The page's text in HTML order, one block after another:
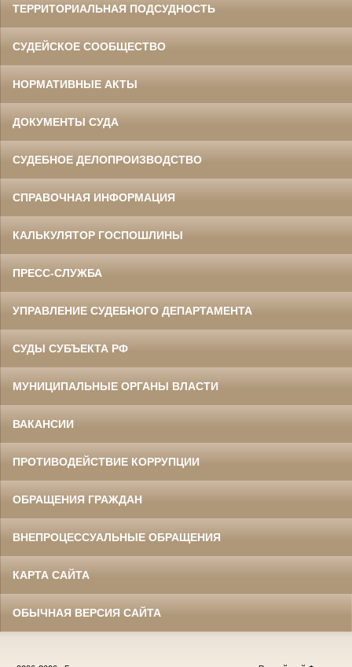
ТЕРРИТОРИАЛЬНАЯ ПОДСУДНОСТЬ
СУДЕЙСКОЕ СООБЩЕСТВО
НОРМАТИВНЫЕ АКТЫ
ДОКУМЕНТЫ СУДА
СУДЕБНОЕ ДЕЛОПРОИЗВОДСТВО
СПРАВОЧНАЯ ИНФОРМАЦИЯ
КАЛЬКУЛЯТОР ГОСПОШЛИНЫ
ПРЕСС-СЛУЖБА
УПРАВЛЕНИЕ СУДЕБНОГО ДЕПАРТАМЕНТА
СУДЫ СУБЪЕКТА РФ
МУНИЦИПАЛЬНЫЕ ОРГАНЫ ВЛАСТИ
ВАКАНСИИ
ПРОТИВОДЕЙСТВИЕ КОРРУПЦИИ
ОБРАЩЕНИЯ ГРАЖДАН
ВНЕПРОЦЕССУАЛЬНЫЕ ОБРАЩЕНИЯ
КАРТА САЙТА
ОБЫЧНАЯ ВЕРСИЯ САЙТА